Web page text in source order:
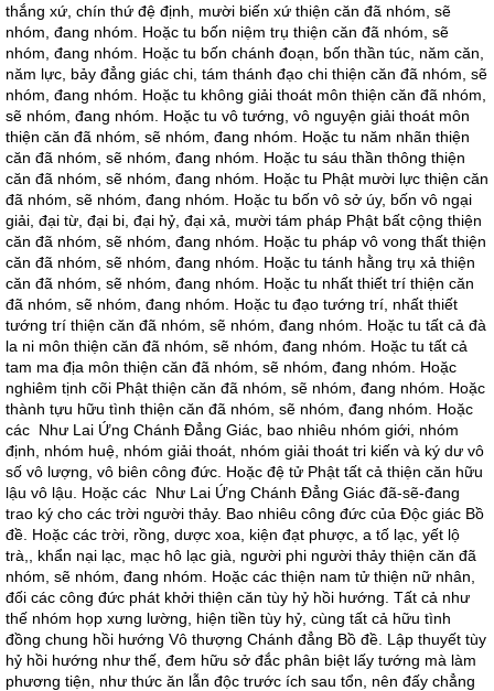
thắng xứ, chín thứ đệ định, mười biến xứ thiện căn đã nhóm, sẽ
nhóm, đang nhóm. Hoặc tu bốn niệm trụ thiện căn đã nhóm, sẽ
nhóm, đang nhóm. Hoặc tu bốn chánh đoạn, bốn thần túc, năm căn,
năm lực, bảy đẳng giác chi, tám thánh đạo chi thiện căn đã nhóm, sẽ
nhóm, đang nhóm. Hoặc tu không giải thoát môn thiện căn đã nhóm,
sẽ nhóm, đang nhóm. Hoặc tu vô tướng, vô nguyện giải thoát môn
thiện căn đã nhóm, sẽ nhóm, đang nhóm. Hoặc tu năm nhãn thiện
căn đã nhóm, sẽ nhóm, đang nhóm. Hoặc tu sáu thần thông thiện
căn đã nhóm, sẽ nhóm, đang nhóm. Hoặc tu Phật mười lực thiện căn
đã nhóm, sẽ nhóm, đang nhóm. Hoặc tu bốn vô sở úy, bốn vô ngại
giải, đại từ, đại bi, đại hỷ, đại xả, mười tám pháp Phật bất cộng thiện
căn đã nhóm, sẽ nhóm, đang nhóm. Hoặc tu pháp vô vong thất thiện
căn đã nhóm, sẽ nhóm, đang nhóm. Hoặc tu tánh hằng trụ xả thiện
căn đã nhóm, sẽ nhóm, đang nhóm. Hoặc tu nhất thiết trí thiện căn
đã nhóm, sẽ nhóm, đang nhóm. Hoặc tu đạo tướng trí, nhất thiết
tướng trí thiện căn đã nhóm, sẽ nhóm, đang nhóm. Hoặc tu tất cả đà
la ni môn thiện căn đã nhóm, sẽ nhóm, đang nhóm. Hoặc tu tất cả
tam ma địa môn thiện căn đã nhóm, sẽ nhóm, đang nhóm. Hoặc
nghiêm tịnh cõi Phật thiện căn đã nhóm, sẽ nhóm, đang nhóm. Hoặc
thành tựu hữu tình thiện căn đã nhóm, sẽ nhóm, đang nhóm. Hoặc
các Như Lai Ứng Chánh Ðẳng Giác, bao nhiêu nhóm giới, nhóm
định, nhóm huệ, nhóm giải thoát, nhóm giải thoát tri kiến và ký dư vô
số vô lượng, vô biên công đức. Hoặc đệ tử Phật tất cả thiện căn hữu
lậu vô lậu. Hoặc các Như Lai Ứng Chánh Ðẳng Giác đã-sẽ-đang
trao ký cho các trời người thảy. Bao nhiêu công đức của Ðộc giác Bồ
đề. Hoặc các trời, rồng, dược xoa, kiện đạt phược, a tố lạc, yết lộ
trà,, khẩn nại lạc, mạc hô lạc già, người phi người thảy thiện căn đã
nhóm, sẽ nhóm, đang nhóm. Hoặc các thiện nam tử thiện nữ nhân,
đối các công đức phát khởi thiện căn tùy hỷ hồi hướng. Tất cả như
thế nhóm họp xưng lường, hiện tiền tùy hỷ, cùng tất cả hữu tình
đồng chung hồi hướng Vô thượng Chánh đẳng Bồ đề. Lập thuyết tùy
hỷ hồi hướng như thế, đem hữu sở đắc phân biệt lấy tướng mà làm
phương tiện, như thức ăn lẫn độc trước ích sau tổn, nên đấy chẳng